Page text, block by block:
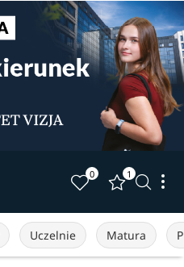
0 1
Uczelnie Matura